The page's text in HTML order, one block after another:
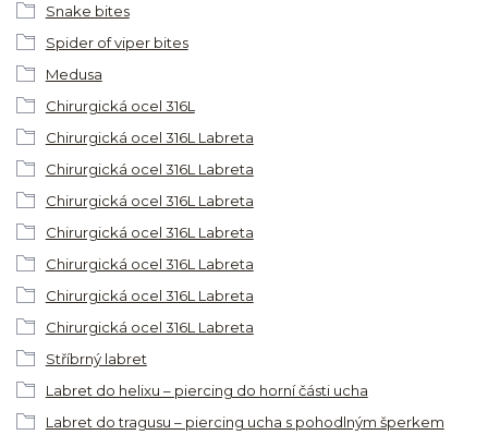
Snake bites
Spider of viper bites
Medusa
Chirurgická ocel 316L
Chirurgická ocel 316L Labreta
Chirurgická ocel 316L Labreta
Chirurgická ocel 316L Labreta
Chirurgická ocel 316L Labreta
Chirurgická ocel 316L Labreta
Chirurgická ocel 316L Labreta
Chirurgická ocel 316L Labreta
Stříbrný labret
Labret do helixu – piercing do horní části ucha
Labret do tragusu – piercing ucha s pohodlným šperkem